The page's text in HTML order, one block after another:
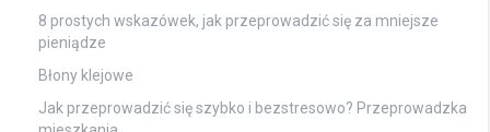
8 prostych wskazówek, jak przeprowadzić się za mniejsze
pieniądze
Błony klejowe
Jak przeprowadzić się szybko i bezstresowo? Przeprowadzka